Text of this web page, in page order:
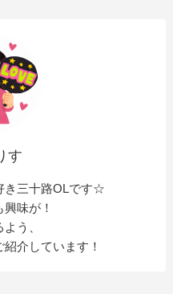
す
き三十路OLです☆
味が！
う、
介しています！